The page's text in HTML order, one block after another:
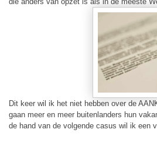
Dit keer wil ik het niet hebben over de
gaan meer en meer buitenlanders hun
de hand van de volgende casus wil ik een